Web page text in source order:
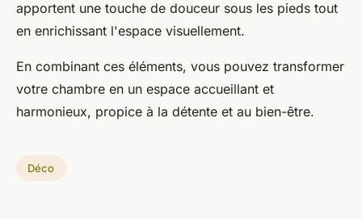
apportent une touche de douceur sous les pieds tout
en enrichissant l'espace visuellement.
En combinant ces éléments, vous pouvez transformer
votre chambre en un espace accueillant et
harmonieux, propice à la détente et au bien-être.
Déco